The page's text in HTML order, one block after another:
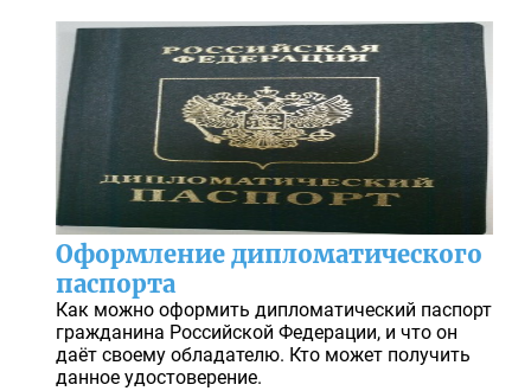
Оформление дипломатического
паспорта
Как можно оформить дипломатический паспорт
гражданина Российской Федерации, и что он
даёт своему обладателю. Кто может получить
данное удостоверение.